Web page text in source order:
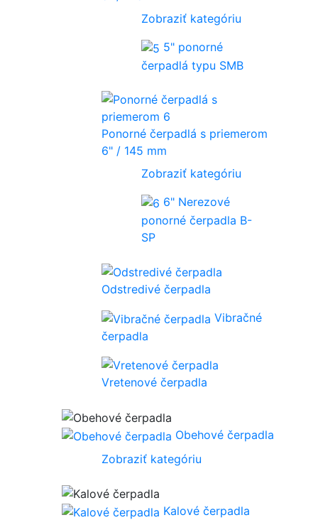
Zobraziť kategóriu
5" ponorné
čerpadlá typu SMB
Ponorné čerpadlá s priemerom
6" / 145 mm
Zobraziť kategóriu
6" Nerezové
ponorné čerpadla B-
SP
Odstredivé čerpadla
Vibračné
čerpadla
Vretenové čerpadla
Obehové čerpadla
Zobraziť kategóriu
Kalové čerpadla